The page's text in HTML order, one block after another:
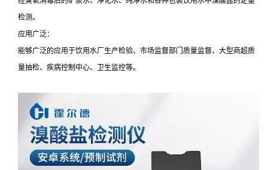
检测。
应用广泛：
能够广泛的应用于饮用水厂生产检验、市场监督部门质量监督、大型商超质
量抽检、疾病控制中心、卫生监控等。